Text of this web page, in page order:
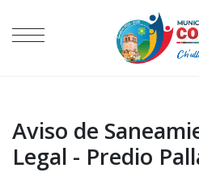
Aviso de
Legal - Predio